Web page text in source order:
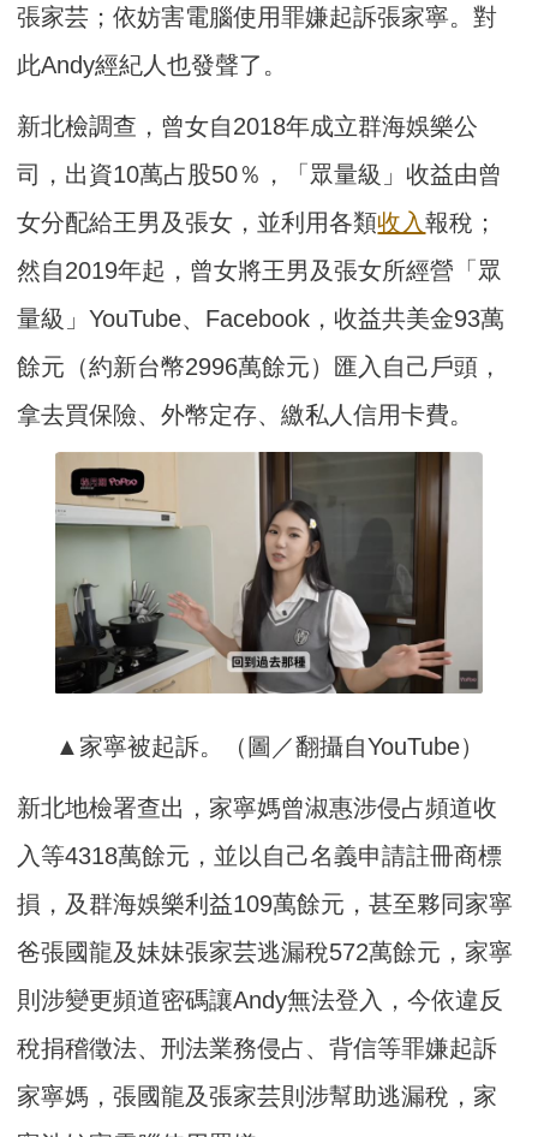
張家芸；依妨害電腦使用罪嫌起訴張家寧。對
此Andy經紀人也發聲了。
新北檢調查，曾女自2018年成立群海娛樂公
司，出資10萬占股50％，「眾量級」收益由曾
女分配給王男及張女，並利用各類收入報稅；
然自2019年起，曾女將王男及張女所經營「眾
量級」YouTube、Facebook，收益共美金93萬
餘元（約新台幣2996萬餘元）匯入自己戶頭，
拿去買保險、外幣定存、繳私人信用卡費。
▲家寧被起訴。（圖／翻攝自YouTube）
新北地檢署查出，家寧媽曾淑惠涉侵占頻道收
入等4318萬餘元，並以自己名義申請註冊商標
損，及群海娛樂利益109萬餘元，甚至夥同家寧
爸張國龍及妹妹張家芸逃漏稅572萬餘元，家寧
則涉變更頻道密碼讓Andy無法登入，今依違反
稅捐稽徵法、刑法業務侵占、背信等罪嫌起訴
家寧媽，張國龍及張家芸則涉幫助逃漏稅，家